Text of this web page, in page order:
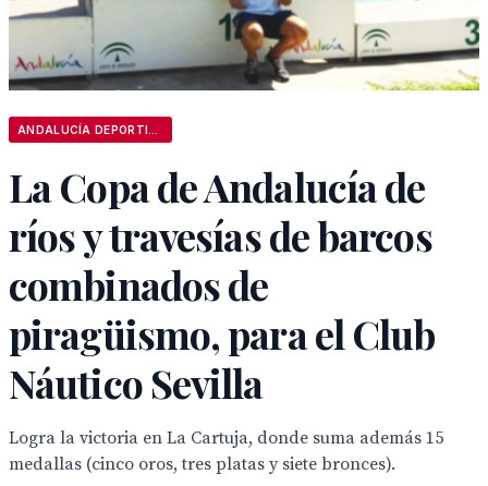
La Copa de Andalucía de
ríos y travesías de barcos
combinados de
piragüismo, para el Club
Náutico Sevilla
Logra la victoria en La Cartuja, donde suma además 15
medallas (cinco oros, tres platas y siete bronces).